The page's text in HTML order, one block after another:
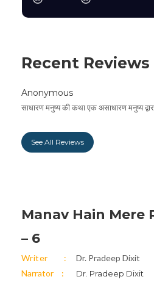
Recent Reviews
Anonymous
साधारण मनुष्य की कथा एक असाधारण मनुष्य
See All Reviews
Manav Hain Mere
– 6
Writer
Dr. Pradeep Dixit
Narrator
Dr. Pradeep Dixit